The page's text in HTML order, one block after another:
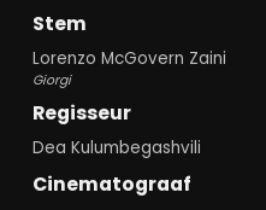
Stem
Lorenzo McGovern Zaini
Giorgi
Regisseur
Dea Kulumbegashvili
Cinematograaf